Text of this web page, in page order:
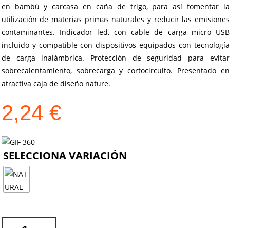
en bambú y carcasa en caña de trigo, para así fomentar la
utilización de materias primas naturales y reducir las emisiones
contaminantes. Indicador led, con cable de carga micro USB
incluido y compatible con dispositivos equipados con tecnología
de carga inalámbrica. Protección de seguridad para evitar
sobrecalentamiento, sobrecarga y cortocircuito. Presentado en
atractiva caja de diseño nature.
2,24 €